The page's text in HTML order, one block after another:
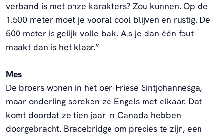
verband is met onze karakters? Zou kunnen. Op de
1.500 meter moet je vooral cool blijven en rustig. De
500 meter is gelijk volle bak. Als je dan één fout
maakt dan is het klaar.”
Mes
De broers wonen in het oer-Friese Sintjohannesga,
maar onderling spreken ze Engels met elkaar. Dat
komt doordat ze tien jaar in Canada hebben
doorgebracht. Bracebridge om precies te zijn, een